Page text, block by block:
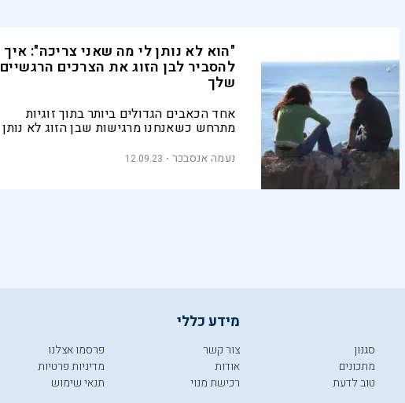
"הוא לא נותן לי מה שאני צריכה": איך
להסביר לבן הזוג את הצרכים הרגשיים
שלך
אחד הכאבים הגדולים ביותר בתוך זוגיות
מתרחש כשאנחנו מרגישות שבן הזוג לא נותן
בעצמנו לא מזהות את הצורך ולא יודעות כיצד
נעמה אנסבכר 12.09.23
סגנון
מתכונים
טוב לדעת
מידע כללי
צור קשר
אודות
רכישת מנוי
פרסמו אצלנו
מדיניות פרטיות
תנאי שימוש